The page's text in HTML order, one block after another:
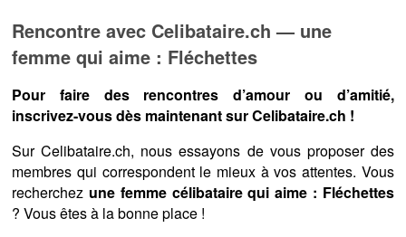
Rencontre avec Celibataire.ch — une
femme qui aime : Fléchettes
Pour faire des rencontres d’amour ou d’amitié,
inscrivez-vous dès maintenant sur Celibataire.ch !
Sur Celibataire.ch, nous essayons de vous proposer des
membres qui correspondent le mieux à vos attentes. Vous
recherchez une femme célibataire qui aime : Fléchettes
? Vous êtes à la bonne place !